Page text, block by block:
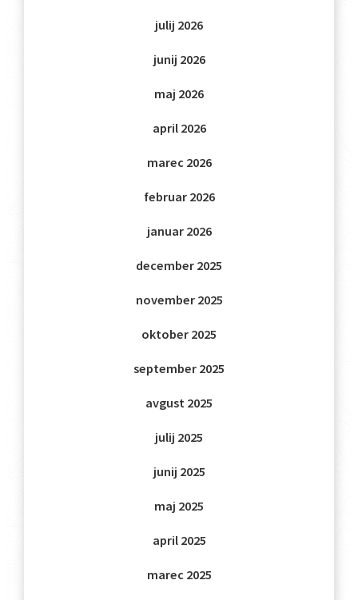
julij 2026
junij 2026
maj 2026
april 2026
marec 2026
februar 2026
januar 2026
december 2025
november 2025
oktober 2025
september 2025
avgust 2025
julij 2025
junij 2025
maj 2025
april 2025
marec 2025